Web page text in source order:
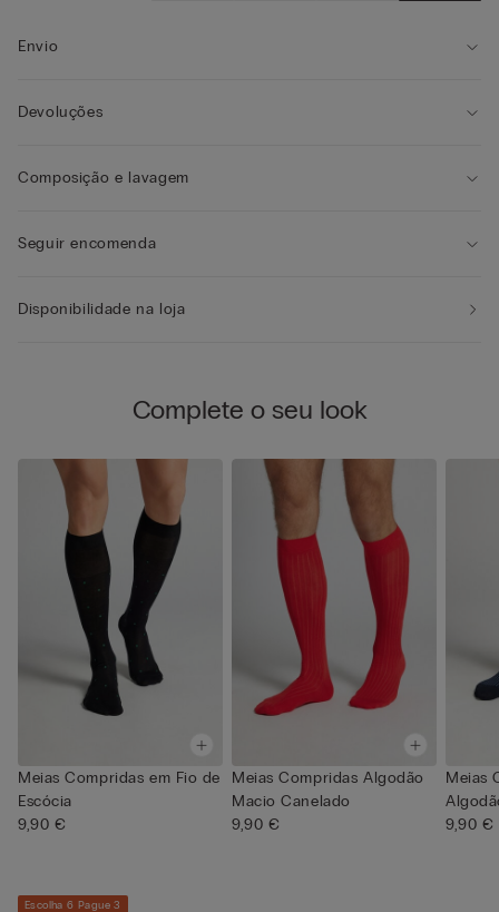
Envio
Devoluções
Composição e lavagem
Seguir encomenda
Disponibilidade na loja
Complete o seu look
Meias Compridas em Fio de
Escócia
9,90 €
Meias Compridas Algodão
Macio Canelado
9,90 €
Meias
9,90 €
Escolha 6 Pague 3